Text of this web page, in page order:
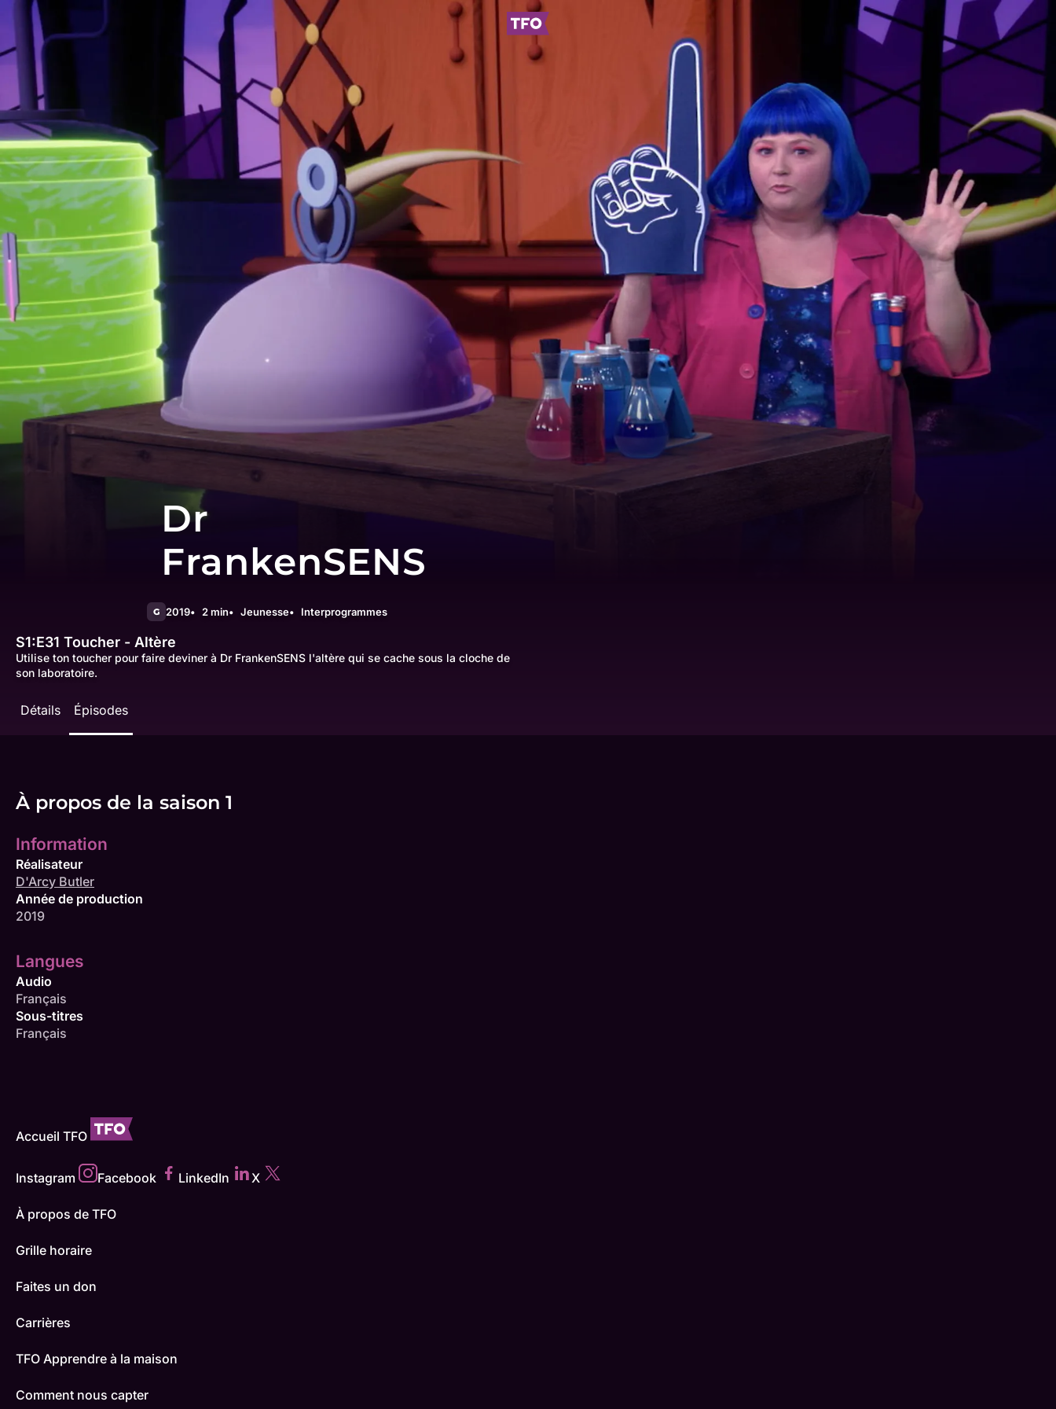
Dr
FrankenSENS
G 2019 2 min Jeunesse Interprogrammes
S1:E31 Toucher - Altère
Utilise ton toucher pour faire deviner à Dr FrankenSENS l'altère qui se cache sous la cloche de
son laboratoire.
Détails Épisodes
À propos de la saison 1
Information
Réalisateur
D'Arcy Butler
Année de production
2019
Langues
Audio
Français
Sous-titres
Français
Accueil TFO
Instagram Facebook LinkedIn X
À propos de TFO
Grille horaire
Faites un don
Carrières
TFO Apprendre à la maison
Comment nous capter